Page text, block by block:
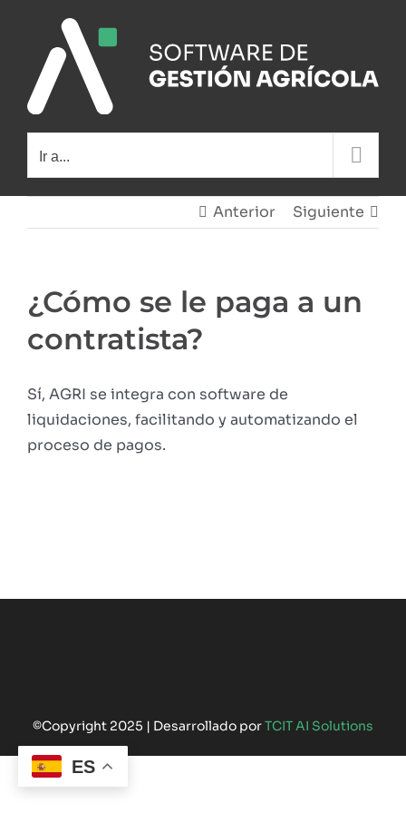
contenido
Ir a...
Anterior Siguiente
¿Cómo se le paga a un
contratista?
Sí, AGRI se integra con software de
liquidaciones, facilitando y automatizando el
proceso de pagos.
©Copyright 2025 | Desarrollado porTCIT AI Solutions
ES